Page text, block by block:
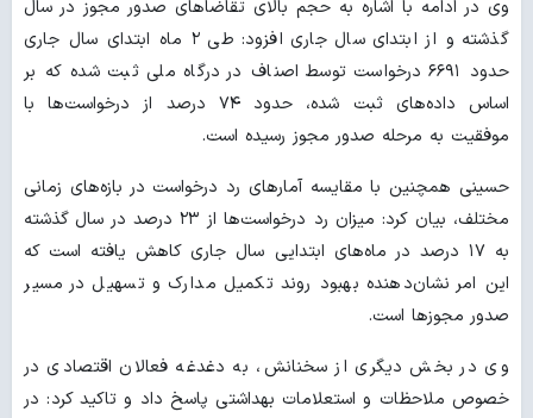
وی در ادامه با اشاره به حجم بالای تقاضاهای صدور مجوز در سال
گذشته و از ابتدای سال جاری افزود: طی ۲ ماه ابتدای سال جاری
حدود ۶۶۹۱ درخواست توسط اصناف در درگاه ملی ثبت شده که بر
اساس داده‌های ثبت شده، حدود ۷۴ درصد از درخواست‌ها با
موفقیت به مرحله صدور مجوز رسیده است.
حسینی همچنین با مقایسه آمارهای رد درخواست در بازه‌های زمانی
مختلف، بیان کرد: میزان رد درخواست‌ها از ۲۳ درصد در سال گذشته
به ۱۷ درصد در ماه‌های ابتدایی سال جاری کاهش یافته است که
این امر نشان‌دهنده بهبود روند تکمیل مدارک و تسهیل در مسیر
صدور مجوزها است.
وی در بخش دیگری از سخنانش، به دغدغه فعالان اقتصادی در
خصوص ملاحظات و استعلامات بهداشتی پاسخ داد و تاکید کرد: در